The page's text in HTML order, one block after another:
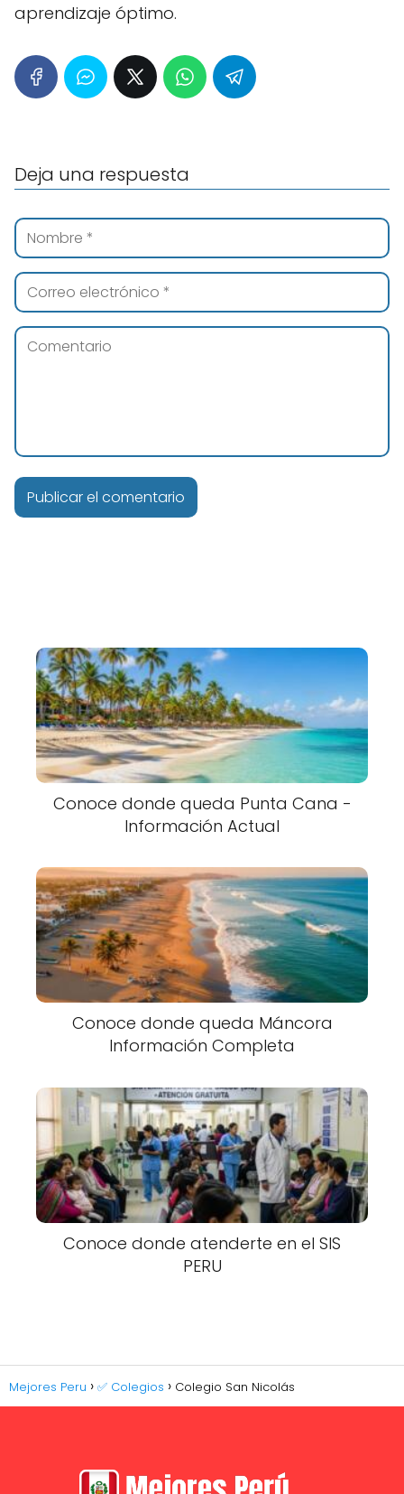
aprendizaje óptimo.
Deja una respuesta
Conoce donde queda Punta Cana -
Información Actual
Conoce donde queda Máncora
Información Completa
Conoce donde atenderte en el SIS
PERU
Mejores Peru ✅ Colegios Colegio San Nicolás